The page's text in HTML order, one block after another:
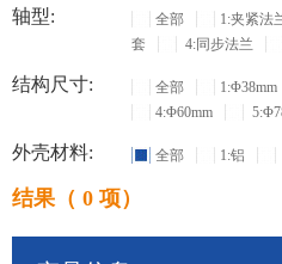
轴型: 全部 1:夹紧法
套
4:同步法兰
结构尺寸: 全部 1:Φ38mm
4:Φ60mm
外壳材料: 全部 1:铝
结果（ 0 项）